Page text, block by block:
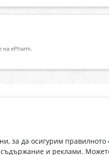
на ePharm.
С абонамента се съгласявам с
за да осигурим
и реклами.